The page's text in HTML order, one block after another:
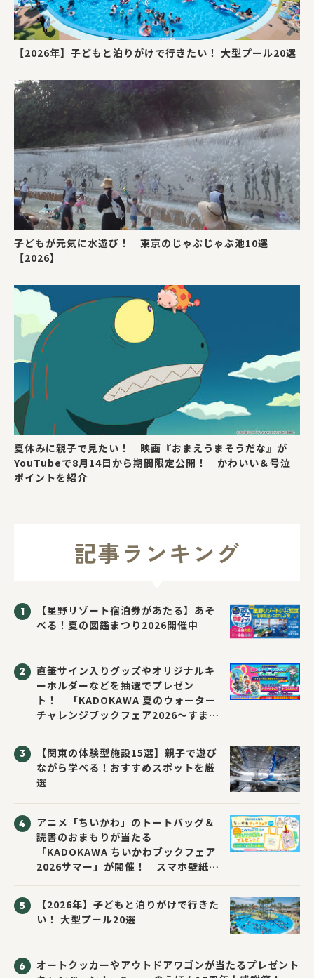
【2026年】子どもと泊りがけで行きたい！ 大型プール20選
子どもが元気に水遊び！ 東京のじゃぶじゃぶ池10選
【2026】
夏休みに親子で見たい！ 映画『おまえうまそうだな』が
YouTubeで8月14日から期間限定公開！ かわいい＆号泣
ポイントを紹介
記事ランキング
【星野リゾート宿泊券があたる】あそ
べる！夏の図鑑まつり2026開催中
直筆サイン入りグッズやオリジナルキ
ーホルダーなどを抽選でプレゼン
ト！ 「KADOKAWA 夏のウォーター
チャレンジブックフェア2026～すまな
【関東の体験型施設15選】親子で遊び
ながら学べる！おすすめスポットを厳
選
アニメ「ちいかわ」のトートバッグ＆
読書のおまもりが当たる
「KADOKAWA ちいかわブックフェア
2026サマー」が開催！ スマホ壁紙は
【2026年】子どもと泊りがけで行きた
い！ 大型プール20選
オートクッカーやアウトドアワゴンが当たるプレゼント